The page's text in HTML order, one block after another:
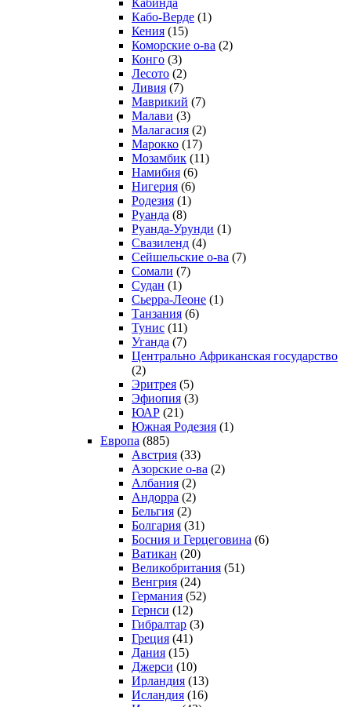
Кабо-Верде (1)
Кения (15)
Коморские о-ва (2)
Конго (3)
Лесото (2)
Ливия (7)
Маврикий (7)
Малави (3)
Малагасия (2)
Марокко (17)
Мозамбик (11)
Намибия (6)
Нигерия (6)
Родезия (1)
Руанда (8)
Руанда-Урунди (1)
Свазиленд (4)
Сейшельские о-ва (7)
Сомали (7)
Судан (1)
Сьерра-Леоне (1)
Танзания (6)
Тунис (11)
Уганда (7)
Центрально Африканская государство
(2)
Эритрея (5)
Эфиопия (3)
ЮАР (21)
Южная Родезия (1)
Европа (885)
Австрия (33)
Азорские о-ва (2)
Албания (2)
Андорра (2)
Бельгия (2)
Болгария (31)
Босния и Герцеговина (6)
Ватикан (20)
Великобритания (51)
Венгрия (24)
Германия (52)
Гернси (12)
Гибралтар (3)
Греция (41)
Дания (15)
Джерси (10)
Ирландия (13)
Исландия (16)